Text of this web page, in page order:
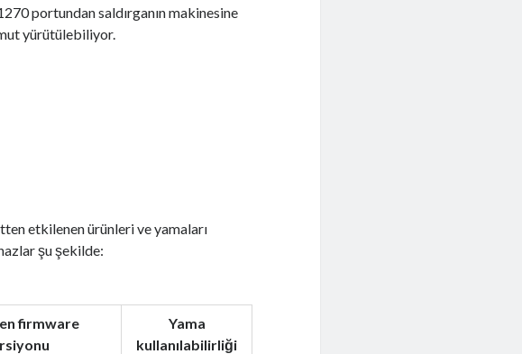
portundan saldırganın makinesine
yürütülebiliyor.
etkilenen ürünleri ve yamaları
şu şekilde:
firmware
Yama
kullanılabilirliği